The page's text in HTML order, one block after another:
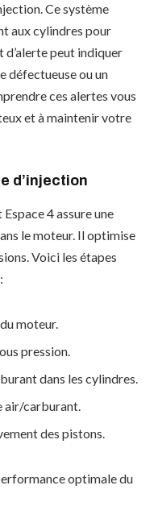
Ce système
aux cylindres pour
peut indiquer
défectueuse ou un
ces alertes vous
et à maintenir votre
d’injection
4 assure une
le moteur. Il optimise
Voici les étapes
moteur.
pression.
dans les cylindres.
air/carburant.
des pistons.
optimale du